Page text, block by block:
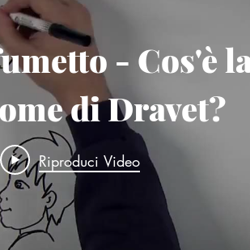
- Cos'è
di Dravet?
Riproduci Video